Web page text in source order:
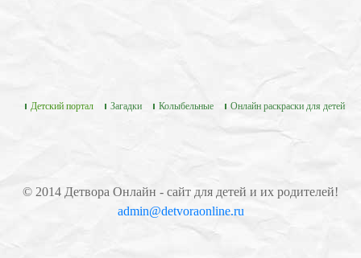
Детский портал Загадки Колыбельные Онлайн раскраски для детей
© 2014 Детвора Онлайн - сайт для детей и их родителей!
admin@detvoraonline.ru